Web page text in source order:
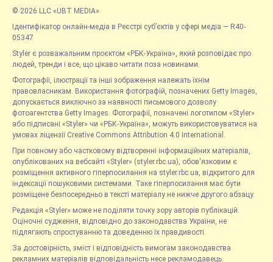
© 2026 LLC «UBT MEDIA»
Ідентифікатор онлайн-медіа в Реєстрі суб’єктів у сфері медіа — R40-
05347
Styler є розважальним проєктом «РБК-Україна», який розповідає про
людей, тренди і все, що цікаво читати поза новинами.
Фотографії, ілюстрації та інші зображення належать їхнім
правовласникам. Використання фотографій, позначених Getty Images,
допускається виключно за наявності письмового дозволу
фотоагентства Getty Images. Фотографії, позначені логотипом «Styler»
або підписані «Styler» чи «РБК-Україна», можуть використовуватися на
умовах ліцензії Creative Commons Attribution 4.0 International.
При повному або частковому відтворенні інформаційних матеріалів,
опублікованих на вебсайті «Styler» (styler.rbc.ua), обов'язковим є
розміщення активного гіперпосилання на styler.rbc.ua, відкритого для
індексації пошуковими системами. Таке гіперпосилання має бути
розміщене безпосередньо в тексті матеріалу не нижче другого абзацу.
Редакція «Styler» може не поділяти точку зору авторів публікацій.
Оціночні судження, відповідно до законодавства України, не
підлягають спростуванню та доведенню їх правдивості.
За достовірність, зміст і відповідність вимогам законодавства
рекламних матеріалів відповідальність несе рекламодавець.